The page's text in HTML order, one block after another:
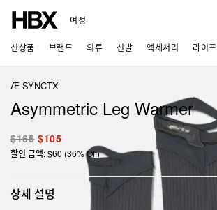
여성
신상품 브랜드 의류 신발 액세서리 라이프
Æ SYNCTX
Asymmetric Leg Warmer
$165 $105
할인 금액: $60 (36% Off)
상세 설명